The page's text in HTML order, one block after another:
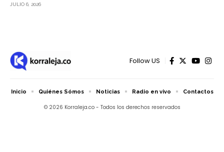
JULIO 6, 2026
Follow US
© 2026 Korraleja.co - Todos los derechos reservados
Inicio Quiénes Sómos Noticias Radio en vivo Contactos